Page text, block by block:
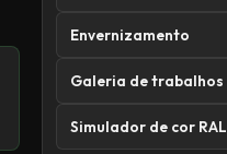
Envernizamento
Galeria de trabalhos
Simulador de cor RAL